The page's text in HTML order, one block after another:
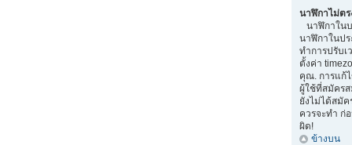
นาฬิกาไม่ตร
นาฬิกาใน
นาฬิกาในป
ทำการปรับเ
ตั้งค่า
คุณ. การแก้
ผู้ใช้ที่สมัคร
ยังไม่ได้สมั
ควรจะทำ ก่
ผิด!
ข้างบน